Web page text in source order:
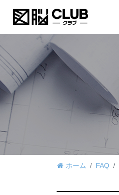
ホーム FAQ